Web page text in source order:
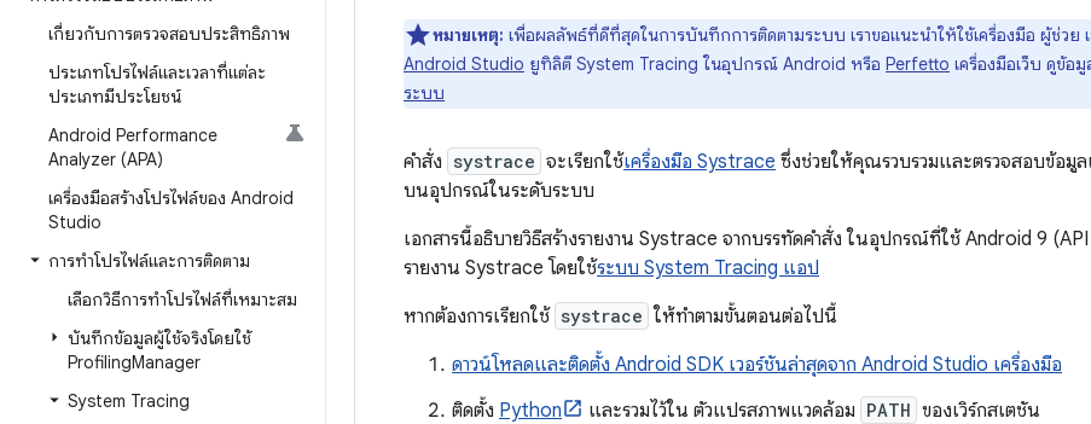
เกี่ยวกับการตรวจสอบประสิทธิภาพ
ประเภทโปรไฟล์และเวลาที่แต่ละ
ประเภทมีประโยชน์
Android Performance
Analyzer (APA)
เครื่องมือสร้างโปรไฟล์ของ Android
Studio
การทำโปรไฟล์และการติดตาม
เลือกวิธีการทำโปรไฟล์ที่เหมาะสม
บันทึกข้อมูลผู้ใช้จริงโดยใช้
ProfilingManager
System Tracing
หมายเหตุ: เพื่อผลลัพธ์ที่ดีที่สุดในการบันทึกการติดตามระบบ เราขอแนะนำให้ใช้เครื่องมือ ผู้ช่วย
Android Studio ยูทิลิตี System Tracing ในอุปกรณ์ Android หรือ Perfetto เครื่องมือเว็บ ดูข้อมู
ระบบ
คำสั่ง systrace จะเรียกใช้เครื่องมือ Systrace ซึ่งช่วยให้คุณรวบรวมและตรวจสอบข้อมูล
บนอุปกรณ์ในระดับระบบ
เอกสารนี้อธิบายวิธีสร้างรายงาน Systrace จากบรรทัดคำสั่ง ในอุปกรณ์ที่ใช้ Android 9
รายงาน Systrace โดยใช้ระบบ System Tracing แอป
หากต้องการเรียกใช้ systrace ให้ทำตามขั้นตอนต่อไปนี้
ดาวน์โหลดและติดตั้ง Android SDK เวอร์ชันล่าสุดจาก Android Studio เครื่องมือ
ติดตั้ง Python และรวมไว้ใน ตัวแปรสภาพแวดล้อม PATH ของเวิร์กสเตชัน